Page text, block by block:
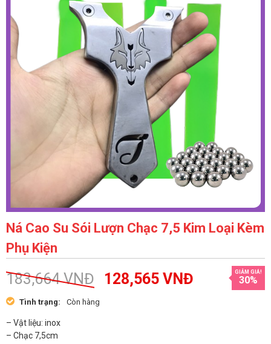
Ná Cao Su Sói Lượn Chạc 7,5 Kim Loại Kèm
Phụ Kiện
183,664VNĐ 128,565 VNĐ GIẢM GIÁ!
30%
Tình trạng: Còn hàng
– Vật liệu: inox
– Chạc 7,5cm